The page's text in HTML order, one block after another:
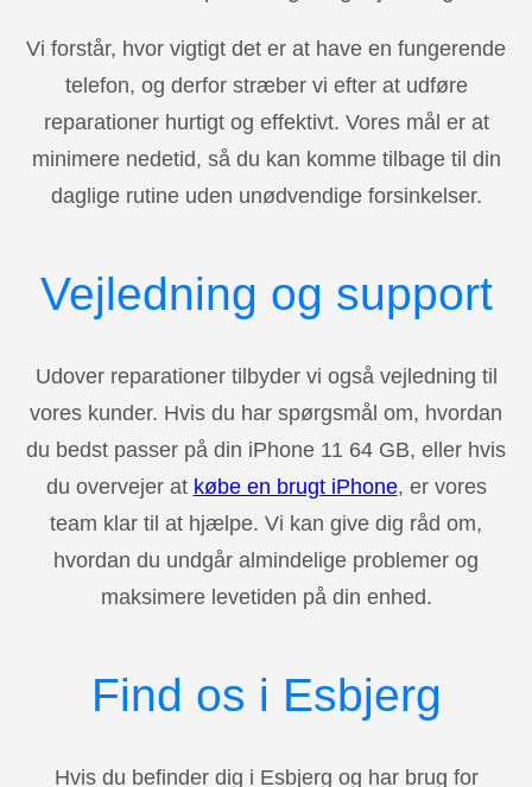
Vi forstår, hvor vigtigt det er at have en fungerende
telefon, og derfor stræber vi efter at udføre
reparationer hurtigt og effektivt. Vores mål er at
minimere nedetid, så du kan komme tilbage til din
daglige rutine uden unødvendige forsinkelser.
Vejledning og support
Udover reparationer tilbyder vi også vejledning til
vores kunder. Hvis du har spørgsmål om, hvordan
du bedst passer på din iPhone 11 64 GB, eller hvis
du overvejer at købe en brugt iPhone, er vores
team klar til at hjælpe. Vi kan give dig råd om,
hvordan du undgår almindelige problemer og
maksimere levetiden på din enhed.
Find os i Esbjerg
Hvis du befinder dig i Esbjerg og har brug for